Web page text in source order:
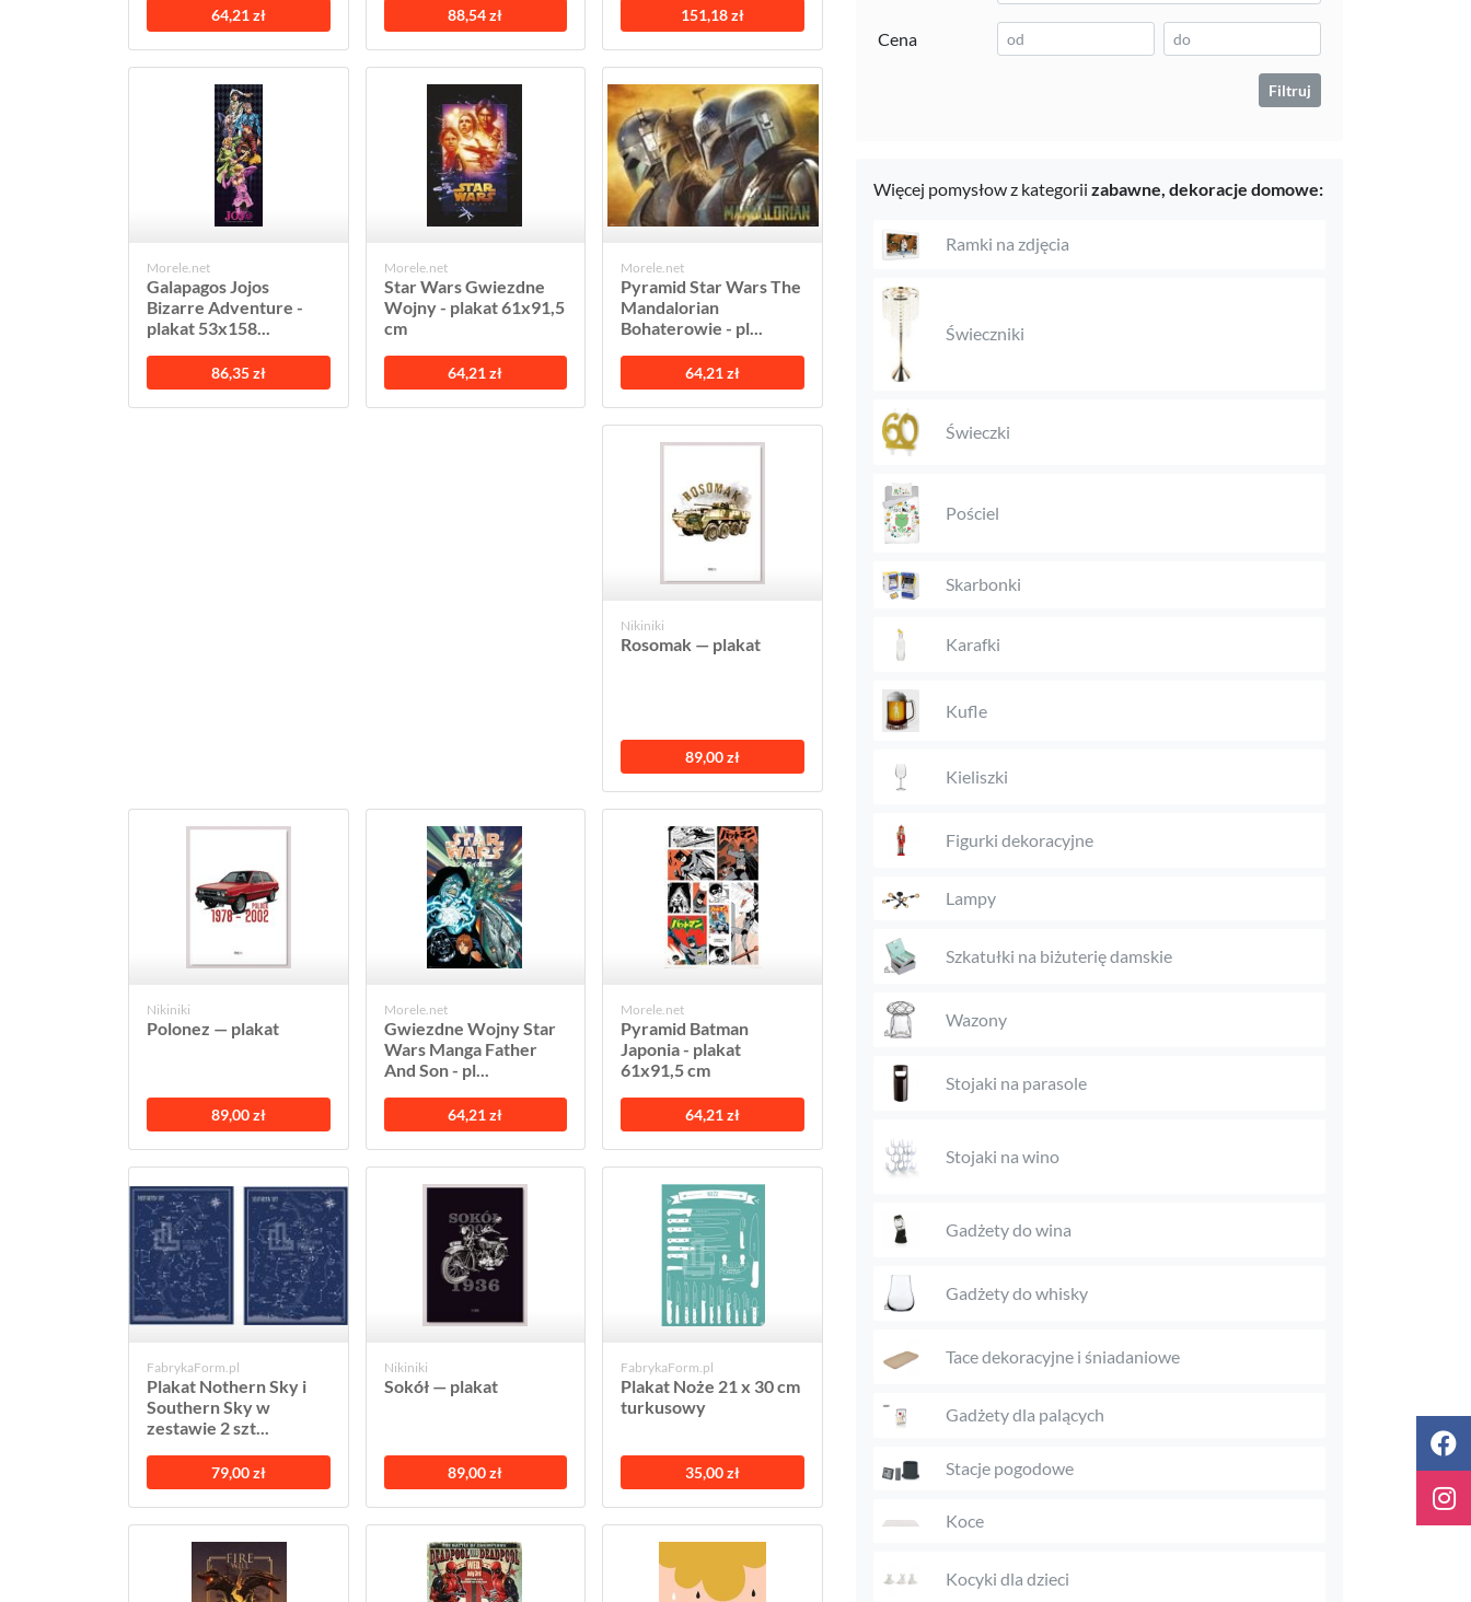
64,21 zł 88,54 zł 151,18 zł
Morele.net
Galapagos Jojos
Bizarre Adventure -
plakat 53x158...
86,35 zł
Morele.net
Star Wars Gwiezdne
Wojny - plakat 61x91,5
cm
64,21 zł
Morele.net
Pyramid Star Wars The
Mandalorian
Bohaterowie - pl...
64,21 zł
Nikiniki
Rosomak — plakat
89,00 zł
Nikiniki
Polonez — plakat
89,00 zł
Morele.net
Gwiezdne Wojny Star
Wars Manga Father
And Son - pl...
64,21 zł
Morele.net
Pyramid Batman
Japonia - plakat
61x91,5 cm
64,21 zł
FabrykaForm.pl
Plakat Nothern Sky i
Southern Sky w
zestawie 2 szt...
79,00 zł
Nikiniki
Sokół — plakat
89,00 zł
FabrykaForm.pl
Plakat Noże 21 x 30 cm
turkusowy
35,00 zł
Cena
Filtruj
Więcej pomysłow z kategorii zabawne, dekoracje domowe:
Ramki na zdjęcia
Świeczniki
Świeczki
Pościel
Skarbonki
Karafki
Kufle
Kieliszki
Figurki dekoracyjne
Lampy
Szkatułki na biżuterię damskie
Wazony
Stojaki na parasole
Stojaki na wino
Gadżety do wina
Gadżety do whisky
Tace dekoracyjne i śniadaniowe
Gadżety dla palących
Stacje pogodowe
Koce
Kocyki dla dzieci